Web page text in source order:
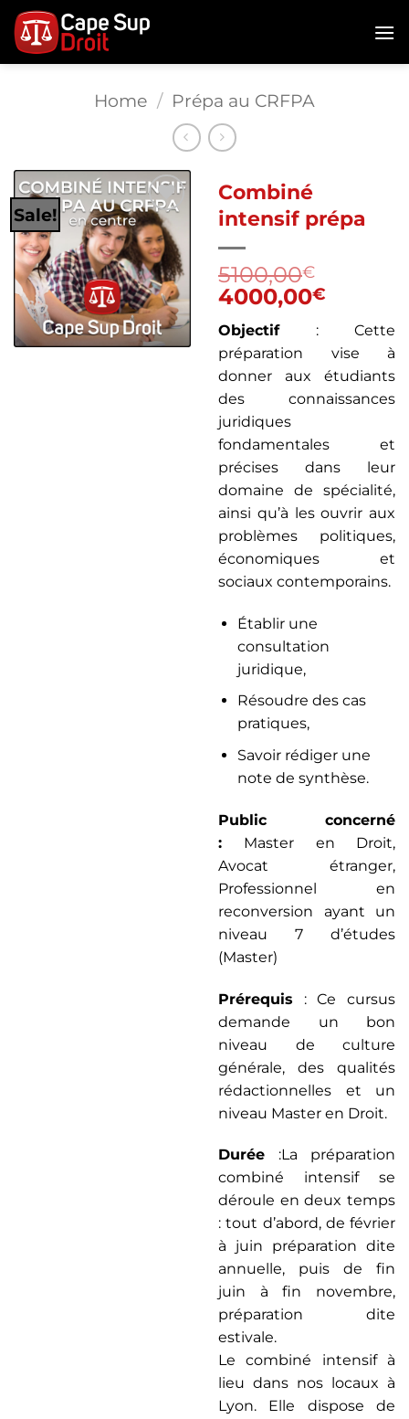
Passer
au
contenu
Home / Prépa au CRFPA
Sale!
Ajouter
à la liste
de
souhaits
Combiné
intensif prépa
5100,00€
Original
price
was:
5100,00€.
4000,00€
price
Objectif : Cette
préparation vise à
donner aux étudiants
des connaissances
juridiques
fondamentales et
précises dans leur
domaine de spécialité,
ainsi qu’à les ouvrir aux
problèmes politiques,
économiques et
sociaux contemporains.
Établir une
consultation
juridique,
Résoudre des cas
pratiques,
Savoir rédiger une
note de synthèse.
Public concerné
: Master en Droit,
Avocat étranger,
Professionnel en
reconversion ayant un
niveau 7 d’études
(Master)
Prérequis : Ce cursus
demande un bon
niveau de culture
générale, des qualités
rédactionnelles et un
niveau Master en Droit.
Durée :La préparation
combiné intensif se
déroule en deux temps
: tout d’abord, de février
à juin préparation dite
annuelle, puis de fin
juin à fin novembre,
préparation dite
estivale.
Le combiné intensif à
lieu dans nos locaux à
Lyon. Elle dispose de